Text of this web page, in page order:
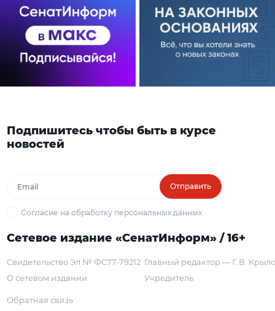
Подпишитесь чтобы быть в курсе
новостей
Отправить
Согласие на обработку персональных данных
Сетевое издание «СенатИнформ» / 16+
Свидетельство Эл № ФС77-79212
О сетевом издании
Главный редактор — Г. В.
Учредитель
Обратная связь